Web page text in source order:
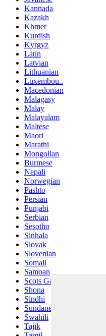
Kannada
Kazakh
Khmer
Kurdish
Kyrgyz
Latin
Latvian
Lithuanian
Luxembou..
Macedonian
Malagasy
Malay
Malayalam
Maltese
Maori
Marathi
Mongolian
Burmese
Nepali
Norwegian
Pashto
Persian
Punjabi
Serbian
Sesotho
Sinhala
Slovak
Slovenian
Somali
Samoan
Scots Gaelic
Shona
Sindhi
Sundanese
Swahili
Tajik